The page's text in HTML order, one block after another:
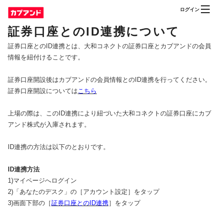
ログイン
証券口座とのID連携について
証券口座とのID連携とは、大和コネクトの証券口座とカブアンドの会員
情報を紐付けることです。
証券口座開設後はカブアンドの会員情報とのID連携を行ってください。
証券口座開設についてはこちら
上場の際は、このID連携により紐づいた大和コネクトの証券口座にカブ
アンド株式が入庫されます。
ID連携の方法は以下のとおりです。
ID連携方法
1)マイページへログイン
2)「あなたのデスク」の［アカウント設定］をタップ
3)画面下部の［証券口座とのID連携］をタップ